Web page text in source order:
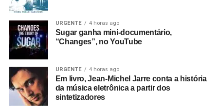
URGENTE 4 horas ago
Sugar ganha mini-documentário,
“Changes”, no YouTube
URGENTE 4 horas ago
Em livro, Jean-Michel Jarre conta a história
da música eletrônica a partir dos
sintetizadores